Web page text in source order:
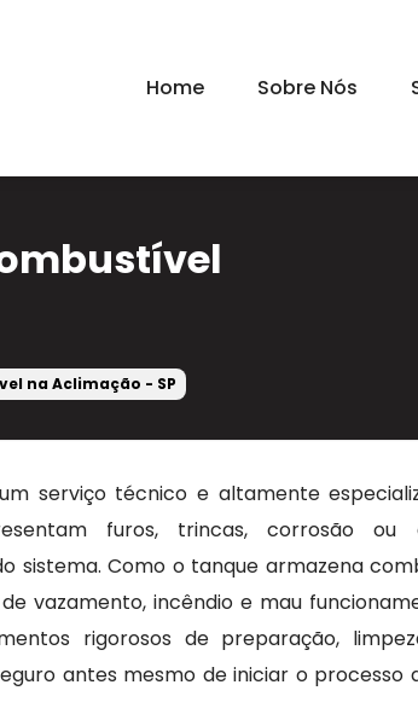
Home Sobre Nós
na Aclimação - SP
serviço técnico e altamente
furos, trincas, corrosão ou
sistema. Como o tanque armazena
vazamento, incêndio e mau
rigorosos de preparação,
antes mesmo de iniciar o processo